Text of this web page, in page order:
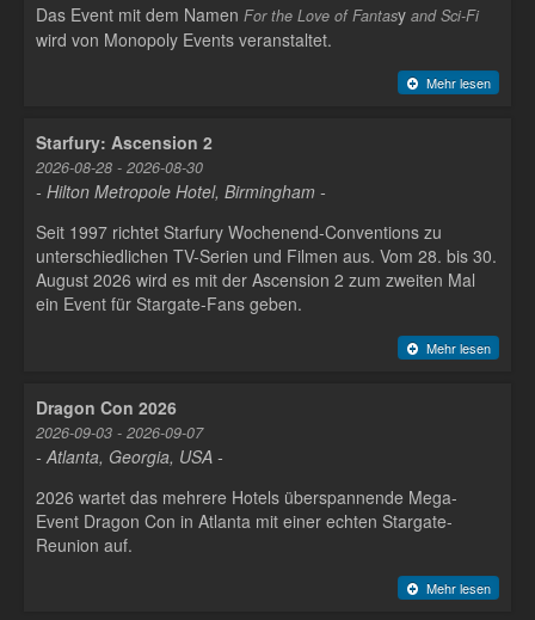
Das Event mit dem Namen For the Love of Fantasy and Sci-Fi
wird von Monopoly Events veranstaltet.
Mehr lesen
Starfury: Ascension 2
2026-08-28 - 2026-08-30
- Hilton Metropole Hotel, Birmingham -
Seit 1997 richtet Starfury Wochenend-Conventions zu
unterschiedlichen TV-Serien und Filmen aus. Vom 28. bis 30.
August 2026 wird es mit der Ascension 2 zum zweiten Mal
ein Event für Stargate-Fans geben.
Mehr lesen
Dragon Con 2026
2026-09-03 - 2026-09-07
- Atlanta, Georgia, USA -
2026 wartet das mehrere Hotels überspannende Mega-
Event Dragon Con in Atlanta mit einer echten Stargate-
Reunion auf.
Mehr lesen